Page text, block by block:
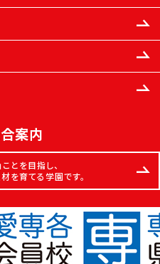
案内
とを目指し、
を育てる学園です。